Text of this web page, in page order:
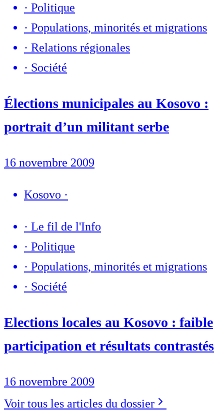
· Politique
· Populations, minorités et migrations
· Relations régionales
· Société
Élections municipales au Kosovo :
portrait d’un militant serbe
16 novembre 2009
Kosovo ·
· Le fil de l'Info
· Politique
· Populations, minorités et migrations
· Société
Elections locales au Kosovo : faible
participation et résultats contrastés
16 novembre 2009
Voir tous les articles du dossier